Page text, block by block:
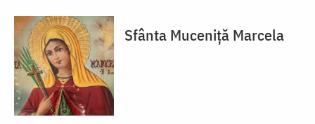
Sfânta Muceniță Marcela